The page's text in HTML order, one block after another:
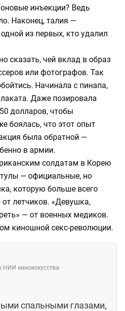
инъекции? Ведь
Наконец, талия —
из первых, кто удалил
сказать, чей вклад в образ
или фотографов. Так
Начинала с пинапа,
Даже позировала
долларов, чтобы
боялась, что этот опыт
была обратной —
в армии.
солдатам в Корею
— официальные, но
которую больше всего
от летчиков. «Девушка,
— от военных медиков.
киношной секс-революции.
НИИ киноискусства
спальными глазами,